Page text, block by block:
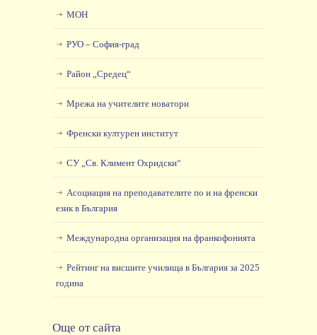
МОН
РУО – София-град
Район „Средец“
Мрежа на учителите новатори
Френски културен институт
СУ „Св. Климент Охридски“
Асоциация на преподавателите по и на френски
език в България
Международна организация на франкофонията
Рейтинг на висшите училища в България за 2025
година
Още от сайта